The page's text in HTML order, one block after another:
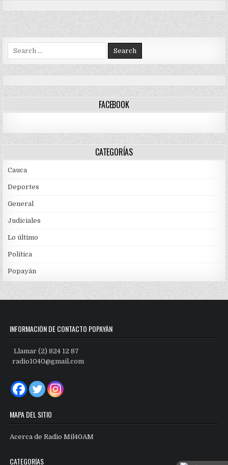
Search
for:
FACEBOOK
CATEGORÍAS
Cauca
Deportes
General
Judiciales
Lo último
Política
Popayán
INFORMACIÓN DE CONTACTO POPAYÁN
Llamar (2) 824 12 87
radio1040@gmail.com
MAPA DEL SITIO
Acerca de Radio Mil40AM
CATEGORÍAS